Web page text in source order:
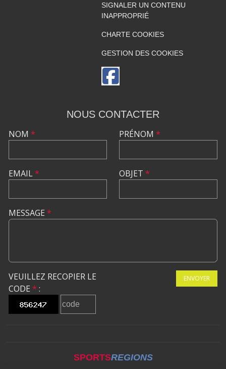
SIGNALER UN CONTENU
INAPPROPRIÉ
CHARTE COOKIES
GESTION DES COOKIES
NOUS CONTACTER
NOM *
EMAIL*
PRÉNOM *
OBJET *
MESSAGE *
VEUILLEZ RECOPIER LE
CODE * :
ENVOYER
SPORTSREGIONS